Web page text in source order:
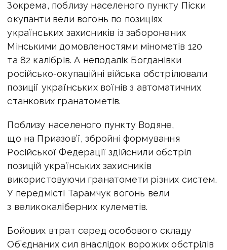
Зокрема, поблизу населеного пункту Піски
окупанти вели вогонь по позиціях
українських захисників із заборонених
Мінськими домовленостями мінометів 120
та 82 калібрів. А неподалік Богданівки
російсько-окупаційні війська обстрілювали
позиції українських воїнів з автоматичних
станкових гранатометів.
Поблизу населеного пункту Водяне,
що на Приазов’ї, збройні формування
Російської Федерації здійснили обстріл
позицій українських захисників
використовуючи гранатомети різних систем.
У передмісті Тарамчук вогонь вели
з великокаліберних кулеметів.
Бойових втрат серед особового складу
Об’єднаних сил внаслідок ворожих обстрілів